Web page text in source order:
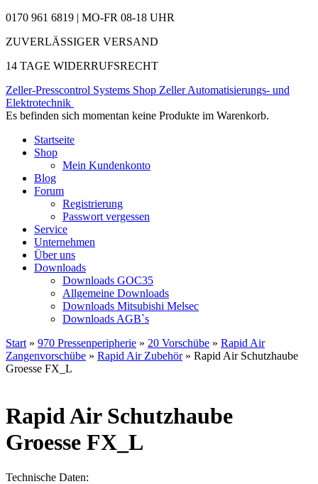
0170 961 6819 | MO-FR 08-18 UHR
ZUVERLÄSSIGER VERSAND
14 TAGE WIDERRUFSRECHT
Zeller-Presscontrol Systems Shop Zeller Automatisierungs- und
Elektrotechnik
Es befinden sich momentan keine Produkte im Warenkorb.
Startseite
Shop
Mein Kundenkonto
Blog
Forum
Registrierung
Passwort vergessen
Service
Unternehmen
Über uns
Downloads
Downloads GOC35
Allgemeine Downloads
Downloads Mitsubishi Melsec
Downloads AGB`s
Start » 970 Pressenperipherie » 20 Vorschübe » Rapid Air
Zangenvorschübe » Rapid Air Zubehör» Rapid Air Schutzhaube
Groesse FX_L
Rapid Air Schutzhaube
Groesse FX_L
Technische Daten: